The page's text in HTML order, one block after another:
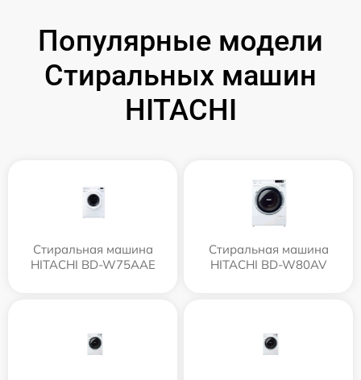
Популярные модели
Стиральных машин
HITACHI
Стиральная машина
HITACHI BD-W75AAE
Стиральная машина
HITACHI BD-W80AV